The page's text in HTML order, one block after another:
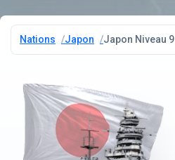
Nations Japon Japon Niveau 9